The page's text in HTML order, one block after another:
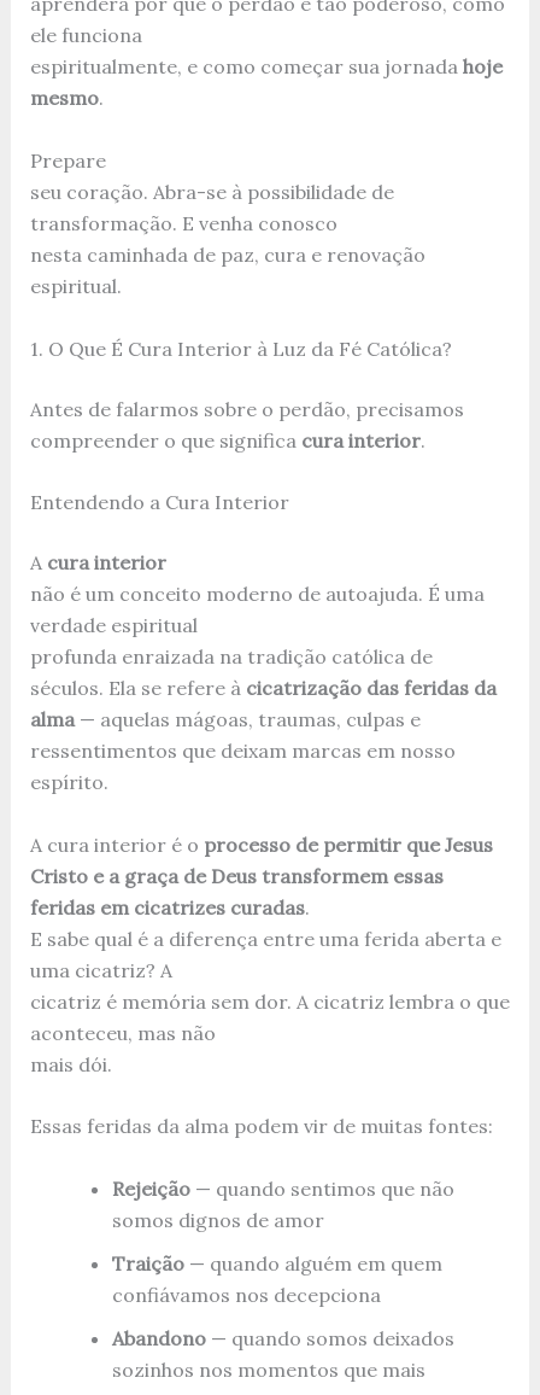
ele funciona
espiritualmente, e como começar sua jornada hoje
mesmo.
Prepare
seu coração. Abra-se à possibilidade de
transformação. E venha conosco
nesta caminhada de paz, cura e renovação
espiritual.
1. O Que É Cura Interior à Luz da Fé Católica?
Antes de falarmos sobre o perdão, precisamos
compreender o que significa cura interior.
Entendendo a Cura Interior
A cura interior
não é um conceito moderno de autoajuda. É uma
verdade espiritual
profunda enraizada na tradição católica de
séculos. Ela se refere à cicatrização das feridas da
alma— aquelas mágoas, traumas, culpas e
ressentimentos que deixam marcas em nosso
espírito.
A cura interior é o processo de permitir que Jesus
Cristo e a graça de Deus transformem essas
feridas em cicatrizes curadas.
E sabe qual é a diferença entre uma ferida aberta e
uma cicatriz? A
cicatriz é memória sem dor. A cicatriz lembra o que
aconteceu, mas não
mais dói.
Essas feridas da alma podem vir de muitas fontes:
Rejeição— quando sentimos que não
somos dignos de amor
Traição— quando alguém em quem
confiávamos nos decepciona
Abandono— quando somos deixados
sozinhos nos momentos que mais